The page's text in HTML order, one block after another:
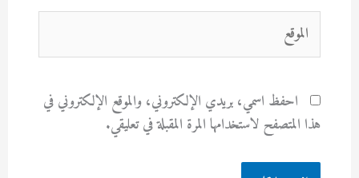
الموقع
احفظ اسمي، بريدي الإلكتروني، والموقع الإلكتروني في
هذا المتصفح لاستخدامها المرة المقبلة في تعليقي.